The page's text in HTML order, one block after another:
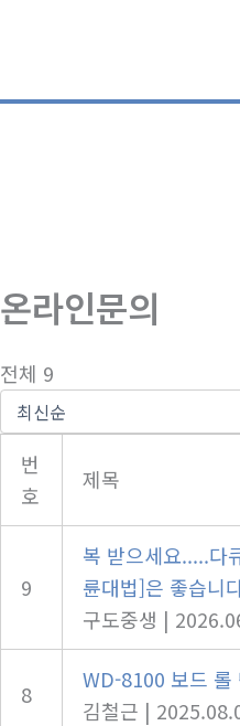
온라인문의
전체 9
번
호
제목
9
복 받으세요.....다
륜대법]은 좋습니
구도중생 |
8
WD-8100 보드 롤
김철근 |